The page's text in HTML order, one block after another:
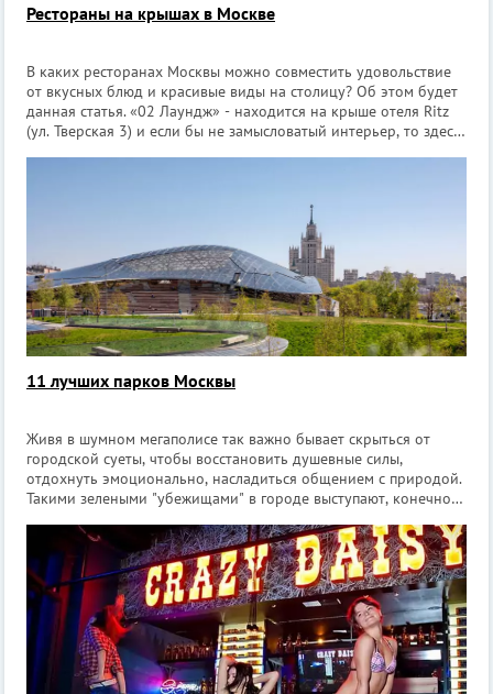
Рестораны на крышах в Москве
В каких ресторанах Москвы можно совместить удовольствие
от вкусных блюд и красивые виды на столицу? Об этом будет
данная статья. «02 Лаундж» - находится на крыше отеля Ritz
(ул. Тверская 3) и если бы не замысловатый интерьер, то здесь
11 лучших парков Москвы
Живя в шумном мегаполисе так важно бывает скрыться от
городской суеты, чтобы восстановить душевные силы,
отдохнуть эмоционально, насладиться общением с природой.
Такими зелеными "убежищами" в городе выступают, конечно
вашему вниманию одиннадц